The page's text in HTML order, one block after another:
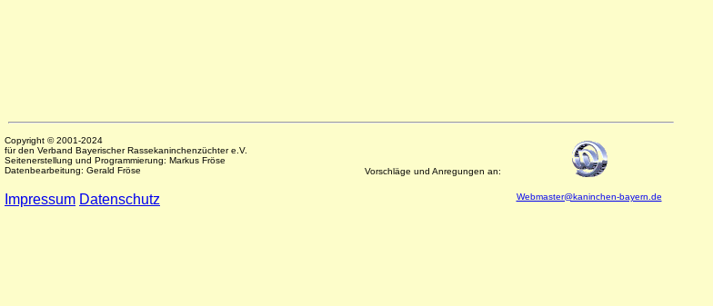
Copyright © 2001-2024
für den Verband Bayerischer Rassekaninchenzüchter e.V.
Seitenerstellung und Programmierung: Markus Fröse
Datenbearbeitung: Gerald Fröse
Impressum Datenschutz
Vorschläge und Anregungen an:
Webmaster@kaninchen-bayern.de